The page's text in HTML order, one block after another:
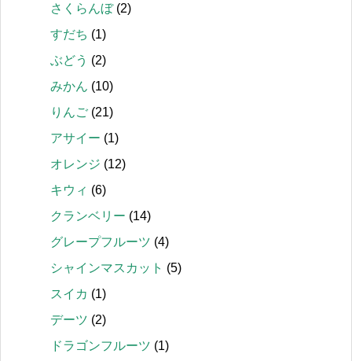
さくらんぼ(2)
すだち (1)
ぶどう (2)
みかん (10)
りんご (21)
アサイー (1)
オレンジ (12)
キウィ (6)
クランベリー (14)
グレープフルーツ (4)
シャインマスカット (5)
スイカ (1)
デーツ (2)
ドラゴンフルーツ (1)